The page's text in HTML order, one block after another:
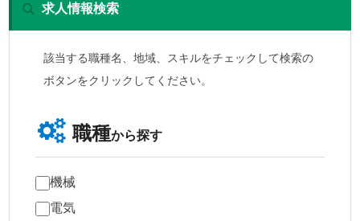
求人情報検索
該当する職種名、地域、スキルをチェックして検索の
ボタンをクリックしてください。
職種から探す
機械
電気